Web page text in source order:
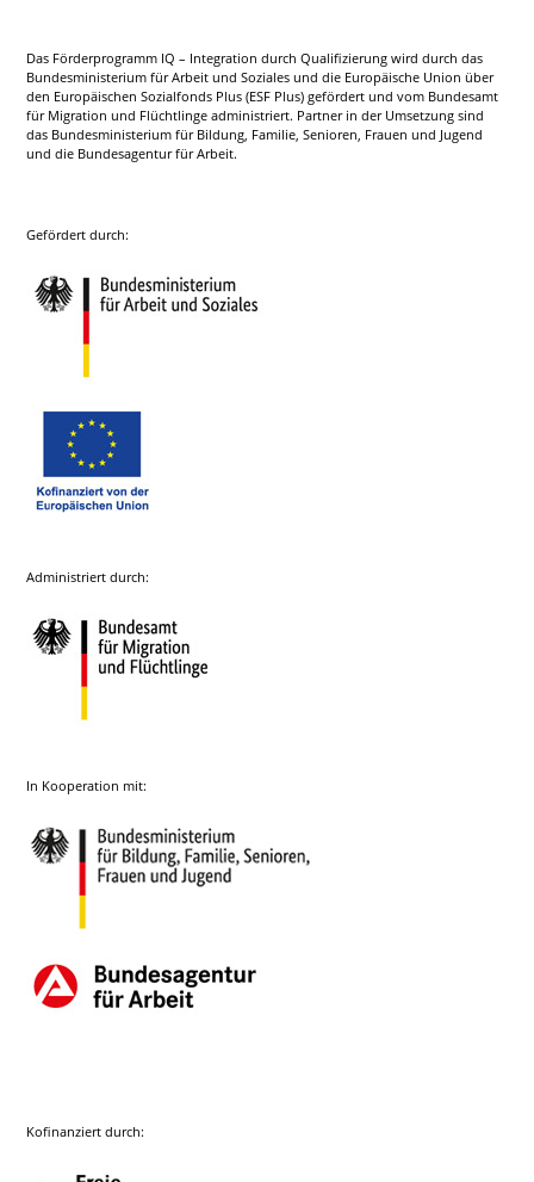
Das Förderprogramm IQ – Integration durch Qualifizierung wird durch das
Bundesministerium für Arbeit und Soziales und die Europäische Union über
den Europäischen Sozialfonds Plus (ESF Plus) gefördert und vom Bundesamt
für Migration und Flüchtlinge administriert. Partner in der Umsetzung sind
das Bundesministerium für Bildung, Familie, Senioren, Frauen und Jugend
und die Bundesagentur für Arbeit.
Gefördert durch:
Administriert durch:
In Kooperation mit:
Kofinanziert durch: